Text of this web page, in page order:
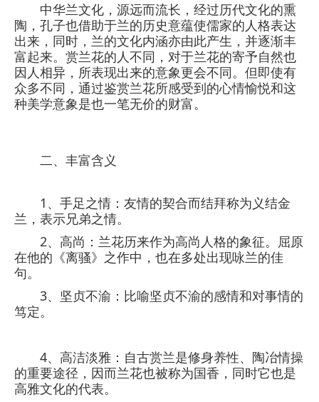
中华兰文化，源远而流长，经过历代文化的熏
陶，孔子也借助于兰的历史意蕴使儒家的人格表达
出来，同时，兰的文化内涵亦由此产生，并逐渐丰
富起来。赏兰花的人不同，对于兰花的寄予自然也
因人相异，所表现出来的意象更会不同。但即使有
众多不同，通过鉴赏兰花所感受到的心情愉悦和这
种美学意象是也一笔无价的财富。
二、丰富含义
1、手足之情：友情的契合而结拜称为义结金
兰，表示兄弟之情。
2、高尚：兰花历来作为高尚人格的象征。屈原
在他的《离骚》之作中，也在多处出现咏兰的佳
句。
3、坚贞不渝：比喻坚贞不渝的感情和对事情的
笃定。
4、高洁淡雅：自古赏兰是修身养性、陶冶情操
的重要途径，因而兰花也被称为国香，同时它也是
高雅文化的代表。